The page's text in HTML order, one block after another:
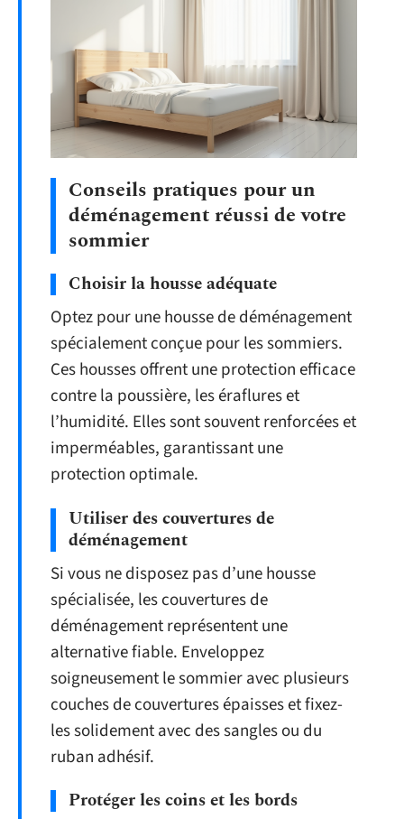
Conseils pratiques pour un
déménagement réussi de votre
sommier
Choisir la housse adéquate
Optez pour une housse de déménagement
spécialement conçue pour les sommiers.
Ces housses offrent une protection efficace
contre la poussière, les éraflures et
l’humidité. Elles sont souvent renforcées et
imperméables, garantissant une
protection optimale.
Utiliser des couvertures de
déménagement
Si vous ne disposez pas d’une housse
spécialisée, les couvertures de
déménagement représentent une
alternative fiable. Enveloppez
soigneusement le sommier avec plusieurs
couches de couvertures épaisses et fixez-
les solidement avec des sangles ou du
ruban adhésif.
Protéger les coins et les bords